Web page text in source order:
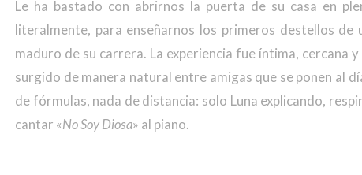
Le ha bastado con abrirnos la puerta de su casa en
literalmente, para enseñarnos los primeros destellos
maduro de su carrera. La experiencia fue íntima, cercana
surgido de manera natural entre amigas que se ponen al
de fórmulas, nada de distancia: solo Luna explicando,
cantar «No Soy Diosa» al piano.